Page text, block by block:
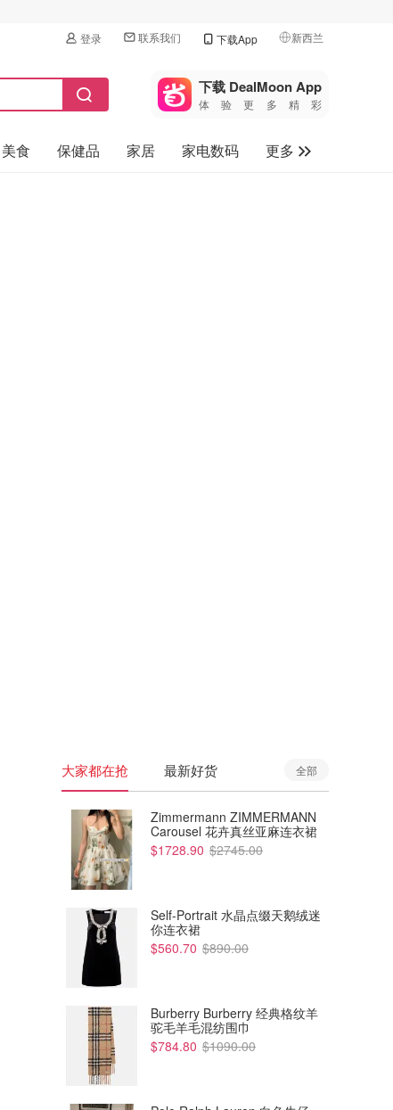
登录 联系我们 下载App 新西兰
🇺🇸
美国
🇨🇳中国
🇨🇦加拿大
下载 DealMoon App
体验更多精彩
美食 保健品 家居 家电数码
更多
$69.99
Peter Alexander 粉色大码长袖
Dealmoon澳新省钱快报
$24.50
Peter Alexander 罗纹亨利领长
大家都在抢 最新好货 全部
Zimmermann ZIMMERMANN
Carousel 花卉真丝亚麻连衣裙
$1728.90 $2745.00
Self-Portrait 水晶点缀天鹅绒迷
你连衣裙
$560.70 $890.00
Burberry Burberry 经典格纹羊
驼毛羊毛混纺围巾
$784.80 $1090.00